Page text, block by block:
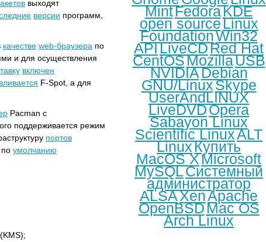
выходят
версии программ,
качестве web-браузера по
и для осуществления
включен
F-Spot, а для
Pacman с
поддерживается режим
портов
по умолчанию
(KMS);
MintFedoraKDE
open sourceLinux
FoundationWin32
APILiveCDRed Hat
CentOSMozillaUSB
NVIDIADebian
GNU/LinuxSkype
UserAndLINUX
LiveDVDOpera
Sabayon Linux
Scientific LinuxALT
LinuxКупить
MacOS XMicrosoft
MySQLСистемный
администратор
ALSAXenApache
OpenBSD Mac OS
Arch Linux